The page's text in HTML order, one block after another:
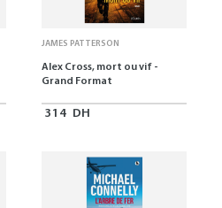
JAMES PATTERSON
Alex Cross, mort ou vif -
Grand Format
314 DH